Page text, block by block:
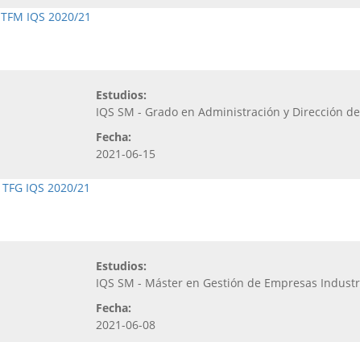
TFM IQS 2020/21
Estudios:
IQS SM - Grado en Administración y Dirección
Fecha:
2021-06-15
TFG IQS 2020/21
Estudios:
IQS SM - Máster en Gestión de Empresas
Fecha:
2021-06-08